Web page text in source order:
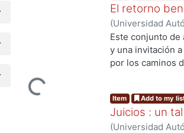
Loading...
El retorno
(Universidad
Sociales y
Quirarte, Vicente
Leyva, Edelmira;
Este conjunto
y una invitación
por los caminos
Item Add to my
Juicios : un
(Universidad